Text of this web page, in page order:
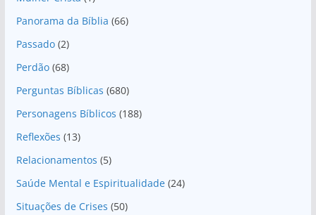
Panorama da Bíblia (66)
Passado(2)
Perdão(68)
Perguntas Bíblicas (680)
Personagens Bíblicos (188)
Reflexões (13)
Relacionamentos (5)
Saúde Mental e Espiritualidade(24)
Situações de Crises (50)